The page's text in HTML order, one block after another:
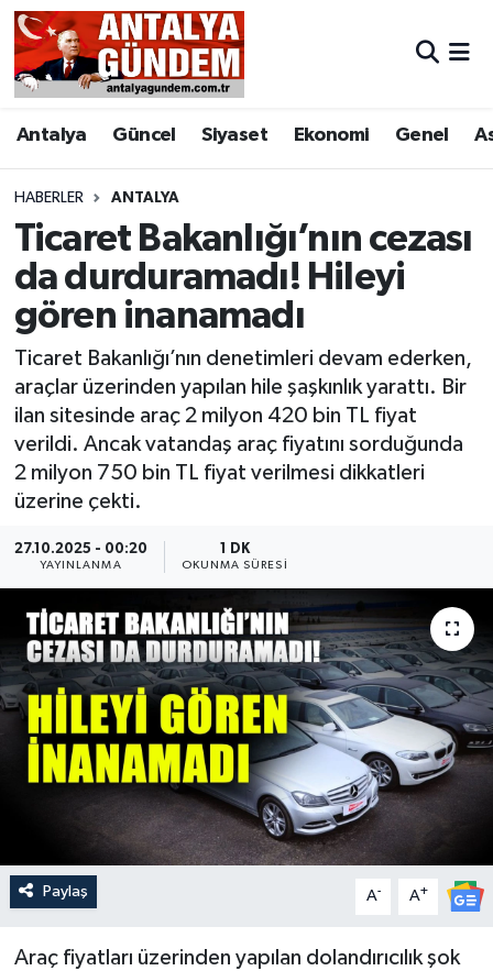
Antalya Güncel Siyaset Ekonomi Genel
HABERLER ANTALYA
Ticaret Bakanlığı’nın cezası
da durduramadı! Hileyi
gören inanamadı
Ticaret Bakanlığı’nın denetimleri devam ederken,
araçlar üzerinden yapılan hile şaşkınlık yarattı. Bir
ilan sitesinde araç 2 milyon 420 bin TL fiyat
verildi. Ancak vatandaş araç fiyatını sorduğunda
2 milyon 750 bin TL fiyat verilmesi dikkatleri
üzerine çekti.
27.10.2025 - 00:20
YAYINLANMA
1 DK
OKUNMA SÜRESI
Paylaş A- A+
Araç fiyatları üzerinden yapılan dolandırıcılık şok
Antalya
Asayiş
Bilim & Teknoloji
Bölge
EĞİTİM
Ekonomi
Genel
Görüntülü Haber
Kültür & Sanat
Magazin
Resmi İlan
Sağlık & Yaşam
Siyaset
Spor
Antalya Nöbetçi Eczaneler
Antalya Hava Durumu
Antalya Namaz Vakitleri
Antalya Trafik Yoğunluk Haritası
Süper Lig Puan Durumu ve Fikstür
Tüm Manşetler
Son Dakika Haberleri
Haber Arşivi